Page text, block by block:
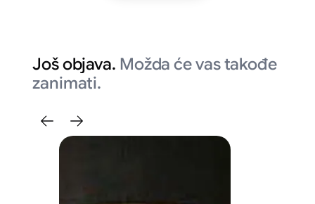
Još objava. Možda će vas takođe
zanimati.